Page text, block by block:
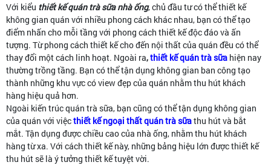
Với kiểu thiết kế quán trà sữa nhà ống, chủ đầu tư có thể thiết kế
không gian quán với nhiều phong cách khác nhau, bạn có thể tạo
điểm nhấn cho mỗi tầng với phong cách thiết kế độc đáo và ấn
tượng. Từ phong cách thiết kế cho đến nội thất của quán đều có thể
thay đổi một cách linh hoạt. Ngoài ra,thiết kế quán trà sữa hiện nay
thường trồng tầng. Bạn có thể tận dụng không gian ban công tạo
thành những khu vực có view đẹp của quán nhằm thu hút khách
hàng hiệu quả hơn.
Ngoài kiến trúc quán trà sữa, bạn cũng có thể tận dụng không gian
của quán với việcthiết kế ngoại thất quán trà sữathu hút và bắt
mắt. Tận dụng được chiều cao của nhà ống, nhằm thu hút khách
hàng từ xa. Với cách thiết kế này, những bảng hiệu lớn được thiết kế
thu hút sẽ là ý tưởng thiết kế tuyệt vời.